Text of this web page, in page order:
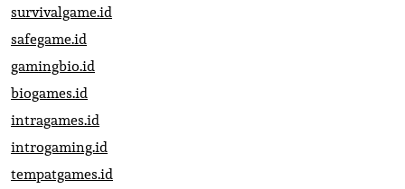
survivalgame.id
safegame.id
gamingbio.id
biogames.id
intragames.id
introgaming.id
tempatgames.id